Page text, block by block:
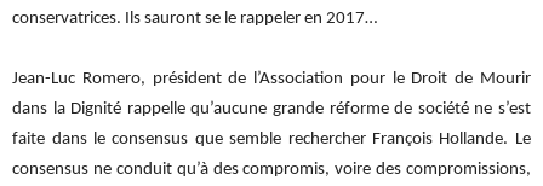
conservatrices. Ils sauront se le rappeler en 2017…
Jean-Luc Romero, président de l’Association pour le Droit de Mourir
dans la Dignité rappelle qu’aucune grande réforme de société ne s’est
faite dans le consensus que semble rechercher François Hollande. Le
consensus ne conduit qu’à des compromis, voire des compromissions,